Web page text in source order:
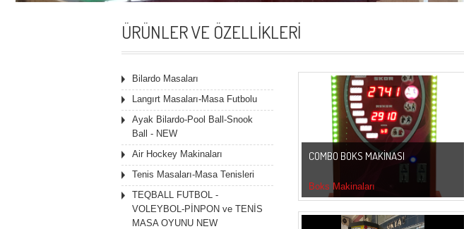
ÜRÜNLER VE ÖZELLIKLERI
Bilardo Masaları
Langırt Masaları-Masa Futbolu
Ayak Bilardo-Pool Ball-Snook
Ball - NEW
Air Hockey Makinaları
Tenis Masaları-Masa Tenisleri
TEQBALL FUTBOL -
VOLEYBOL-PİNPON ve TENİS
MASA OYUNU NEW
COMBO BOKS MAKİNASI
Boks Makinaları